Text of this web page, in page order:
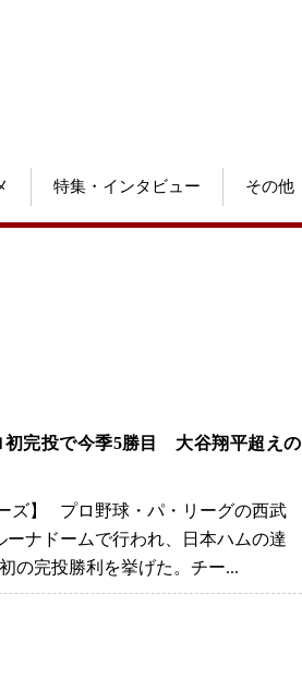
特集・インタビュー その他
初完投で今季5勝目 大谷翔平超えの
ズ】 プロ野球・パ・リーグの西武
ーナドームで行われ、日本ハムの達
の完投勝利を挙げた。チー...